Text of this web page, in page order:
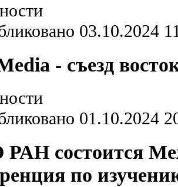
03.10.2024
- съезд
01.10.2024
состоится
по